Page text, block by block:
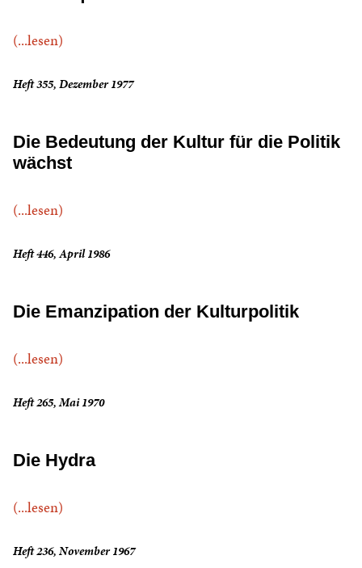
(...lesen)
Heft 355, Dezember 1977
Die Bedeutung der Kultur für die Politik
wächst
(...lesen)
Heft 446, April 1986
Die Emanzipation der Kulturpolitik
(...lesen)
Heft 265, Mai 1970
Die Hydra
(...lesen)
Heft 236, November 1967